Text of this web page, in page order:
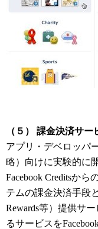
（５） 課金決済サ
アプリ・デベロッパ
略）向けに実験的に
Facebook Creditsか
テムの課金決済手段
Rewards等）提供サ
るサービスを